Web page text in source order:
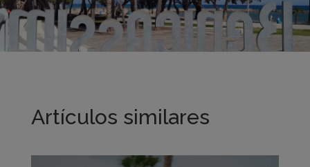
Artículos similares